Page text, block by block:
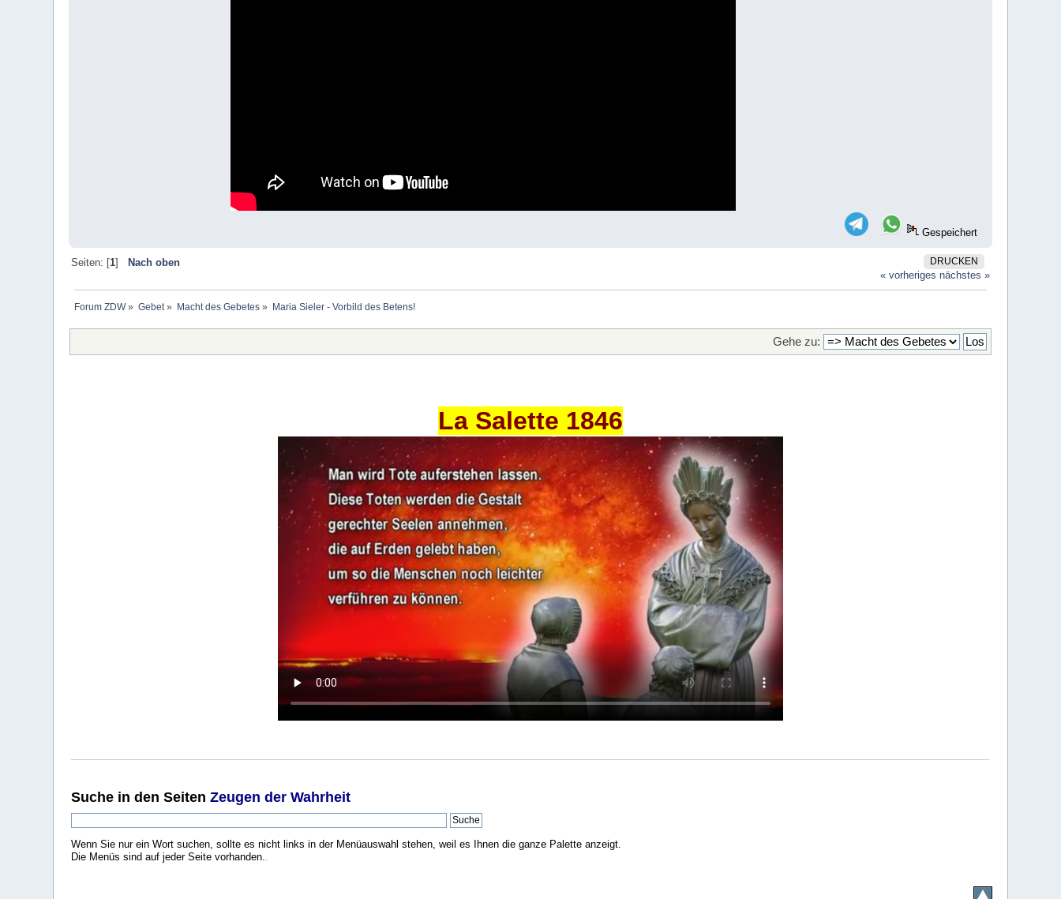
Gespeichert
DRUCKEN
Seiten: [1]
Nach oben
« vorheriges nächstes »
Forum ZDW» Gebet» Macht des Gebetes» Maria Sieler - Vorbild des Betens!
Gehe zu:
La Salette 1846
Suche in den SeitenZeugen der Wahrheit
Wenn Sie nur ein Wort suchen, sollte es nicht links in der Menüauswahl stehen, weil es Ihnen die ganze Palette anzeigt.
Die Menüs sind auf jeder Seite vorhanden..